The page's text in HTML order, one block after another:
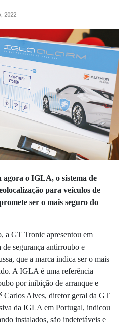
2022
agora o IGLA, o sistema de
para veículos de
ser o mais seguro do
a GT Tronic apresentou em
segurança antirroubo e
que a marca indica ser o mais
A IGLA é uma referência
por inibição de arranque e
Carlos Alves, diretor geral da GT
da IGLA em Portugal, indicou
instalados, são indetetáveis e